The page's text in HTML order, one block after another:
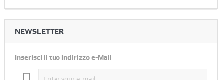
NEWSLETTER
Inserisci il tuo indirizzo e-Mail